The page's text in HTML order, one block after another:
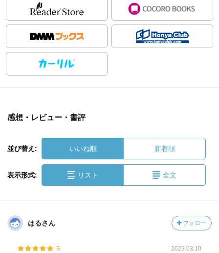
感想・レビュー・書評
並び替え: いいね順 新着順
表示形式: リスト 全文
はるさん フォロー
5 2023.03.10